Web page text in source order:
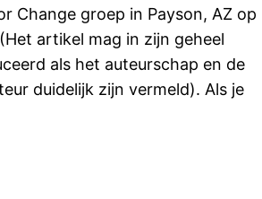
Change groep in Payson, AZ op
artikel mag in zijn geheel
als het auteurschap en de
duidelijk zijn vermeld). Als je